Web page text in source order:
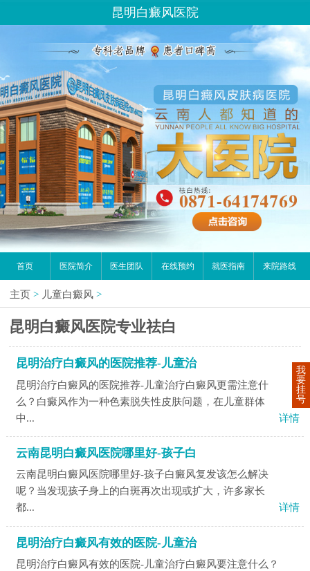
昆明白癜风医院
首页 医院简介 医生团队 在线预约 就医指南 来院路线
主页 > 儿童白癜风 >
昆明白癜风医院专业祛白
昆明治疗白癜风的医院推荐-儿童治
昆明治疗白癜风的医院推荐-儿童治疗白癜风更需注意什
么？白癜风作为一种色素脱失性皮肤问题，在儿童群体
中...
详情
云南昆明白癜风医院哪里好-孩子白
云南昆明白癜风医院哪里好-孩子白癜风复发该怎么解决
呢？当发现孩子身上的白斑再次出现或扩大，许多家长
都...
详情
昆明治疗白癜风有效的医院-儿童治
昆明治疗白癜风有效的医院-儿童治疗白癜风要注意什么？
我
要
挂
号